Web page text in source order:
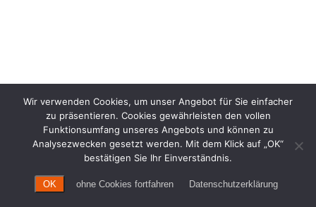
Wir verwenden Cookies, um unser Angebot für Sie einfacher
zu präsentieren. Cookies gewährleisten den vollen
Funktionsumfang unseres Angebots und können zu
Analysezwecken gesetzt werden. Mit dem Klick auf „OK“
bestätigen Sie Ihr Einverständnis.
OK ohne Cookies fortfahren Datenschutzerklärung